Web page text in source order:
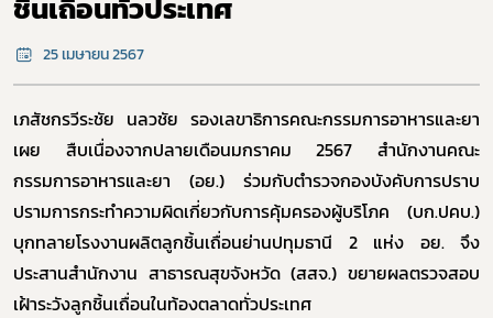
25 เมษายน 2567
เภสัชกรวีระชัย นลวชัย รองเลขาธิการคณะกรรมการอาหารและยา
เผย สืบเนื่องจากปลายเดือนมกราคม 2567 สำนักงานคณะ
กรรมการอาหารและยา (อย.) ร่วมกับตำรวจกองบังคับการปราบ
ปรามการกระทำความผิดเกี่ยวกับการคุ้มครองผู้บริโภค (บก.ปคบ.)
บุกทลายโรงงานผลิตลูกชิ้นเถื่อนย่านปทุมธานี 2 แห่ง อย. จึง
ประสานสำนักงาน สาธารณสุขจังหวัด (สสจ.) ขยายผลตรวจสอบ
เฝ้าระวังลูกชิ้นเถื่อนในท้องตลาดทั่วประเทศ